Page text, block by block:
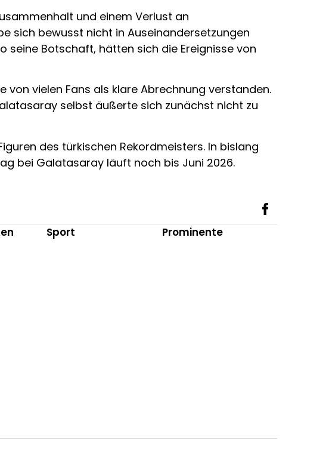
und einem Verlust an
sich bewusst nicht in Auseinandersetzungen
seine Botschaft, hätten sich die Ereignisse von
vielen Fans als klare Abrechnung verstanden.
selbst äußerte sich zunächst nicht zu
des türkischen Rekordmeisters. In bislang
bei Galatasaray läuft noch bis Juni 2026.
Sport Prominente